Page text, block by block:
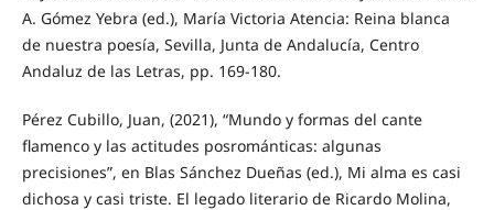
A. Gómez Yebra (ed.), María Victoria Atencia: Reina blanca
de nuestra poesía, Sevilla, Junta de Andalucía, Centro
Andaluz de las Letras, pp. 169-180.
Pérez Cubillo, Juan, (2021), “Mundo y formas del cante
flamenco y las actitudes posrománticas: algunas
precisiones”, en Blas Sánchez Dueñas (ed.), Mi alma es casi
dichosa y casi triste. El legado literario de Ricardo Molina,